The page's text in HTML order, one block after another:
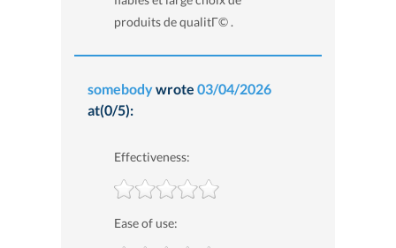
produits de qualitГ© .
somebodywrote 03/04/2026
at(0/5):
Effectiveness:
Ease of use: